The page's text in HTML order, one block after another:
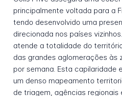
principalmente voltada para a
tendo desenvolvido uma
direcionada nos países
atende a totalidade do
das grandes aglomerações às
por semana. Esta capilaridade
um denso mapeamento
de triagem, agências regionais